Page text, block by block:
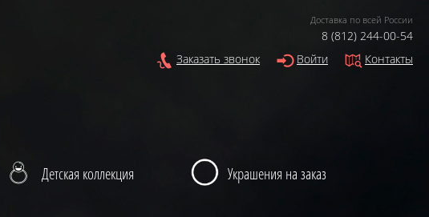
Доставка по всей России
8 (812) 244-00-54
Заказать звонок
Войти Контакты
Детская коллекция Украшения на заказ